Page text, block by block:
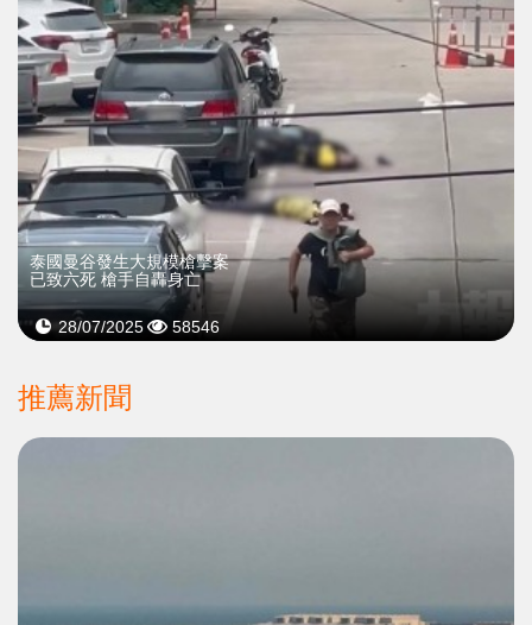
​泰國曼谷發生大規模槍擊案
已致六死 槍手自轟身亡
28/07/2025 58546
推薦新聞